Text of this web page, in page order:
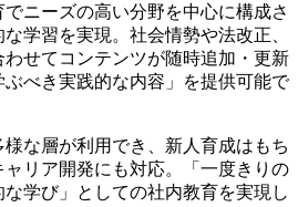
ニーズの高い分野を中心に構成さ
学習を実現。社会情勢や法改正、
せてコンテンツが随時追加・更新
べき実践的な内容」を提供可能で
な層が利用でき、新人育成はもち
リア開発にも対応。「一度きりの
学び」としての社内教育を実現し